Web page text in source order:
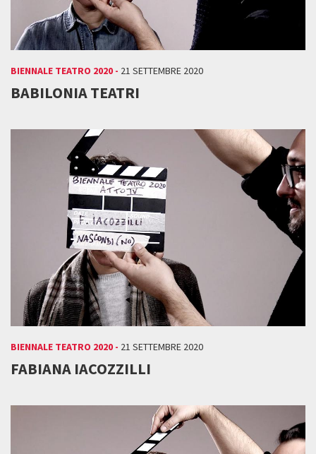
BIENNALE TEATRO 2020 - 21 SETTEMBRE 2020
BABILONIA TEATRI
BIENNALE TEATRO 2020 - 21 SETTEMBRE 2020
FABIANA IACOZZILLI